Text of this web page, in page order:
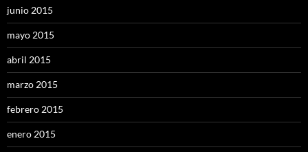
junio 2015
mayo 2015
abril 2015
marzo 2015
febrero 2015
enero 2015